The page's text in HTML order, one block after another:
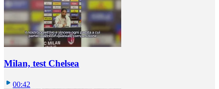
Milan, test Chelsea
00:42